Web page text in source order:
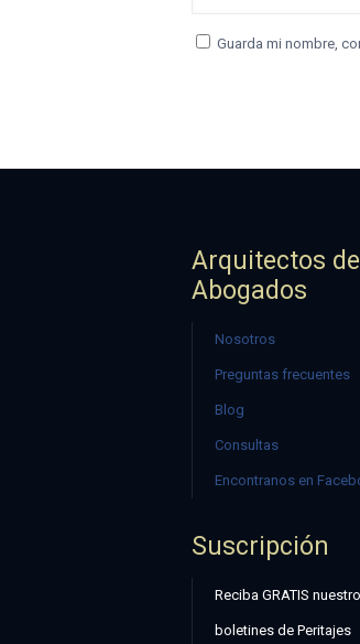
Guarda mi nombre,
Arquitectos de
Abogados
Nosotros
Preguntas frecuentes
Blog
Consultas
Encontranos en
Suscripción
Reciba GRATIS
boletines de Peritajes